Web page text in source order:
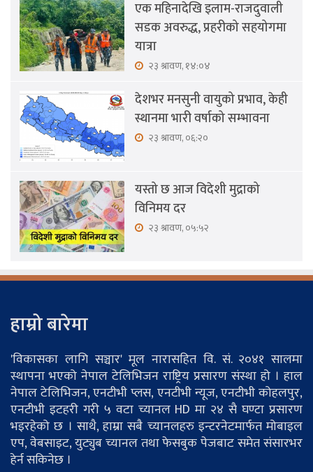
एक महिनादेखि इलाम-राजदुवाली
सडक अवरुद्ध, प्रहरीको सहयोगमा
यात्रा
२३ श्रावण, १४:०४
देशभर मनसुनी वायुको प्रभाव, केही
स्थानमा भारी वर्षाको सम्भावना
२३ श्रावण, ०६:२०
यस्तो छ आज विदेशी मुद्राको
विनिमय दर
२३ श्रावण, ०५:५२
हाम्रो बारेमा
'विकासका लागि सञ्चार' मूल नारासहित वि. सं. २०४१ सालमा
स्थापना भएको नेपाल टेलिभिजन राष्ट्रिय प्रसारण संस्था हो । हाल
नेपाल टेलिभिजन, एनटीभी प्लस, एनटीभी न्यूज, एनटीभी कोहलपुर,
एनटीभी इटहरी गरी ५ वटा च्यानल HD मा २४ सै घण्टा प्रसारण
भइरहेको छ । साथै, हाम्रा सबै च्यानलहरु इन्टरनेटमार्फत मोबाइल
एप, वेबसाइट, युट्युब च्यानल तथा फेसबुक पेजबाट समेत संसारभर
हेर्न सकिनेछ ।